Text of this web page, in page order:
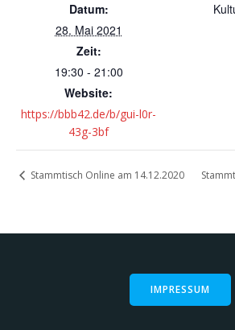
Datum:
28. Mai 2021
Zeit:
19:30 - 21:00
Website:
https://bbb42.de/b/gui-l0r-
43g-3bf
Stammtisch Online am 14.12.2020
IMPRESSUM